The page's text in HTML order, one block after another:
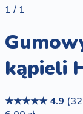
1 / 1
kąpieli
★★★★★ 4.9